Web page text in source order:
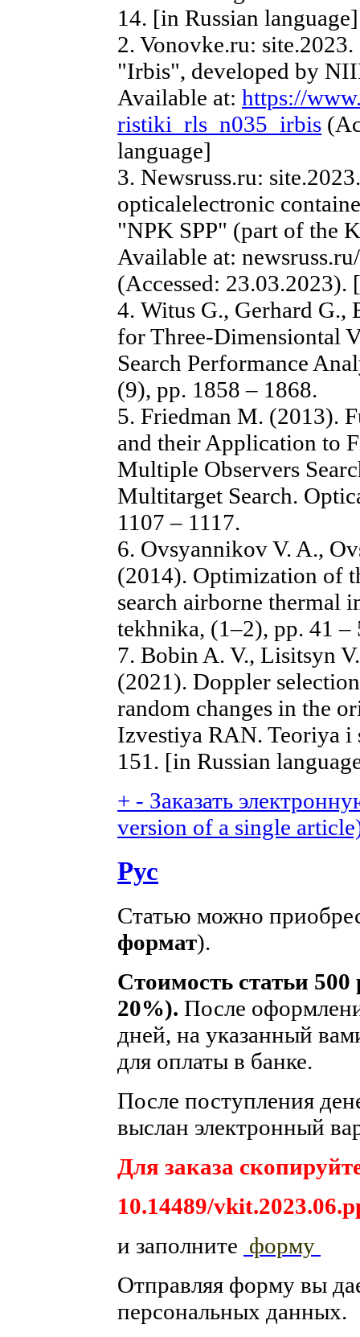
14. [in Russian language]
2. Vonovke.ru:
"Irbis", developed by
Available at: https://
ristiki_rls_n035_irbis
language]
3. Newsruss.ru:
opticalelectronic
"NPK SPP" (part of the
Available at:
(Accessed: 23.03.2023).
4. Witus G., Gerhard
for Three-Dimensiontal
Search Performance
(9), pp. 1858 – 1868.
5. Friedman M. (2013).
and their Application to
Multiple Observers
Multitarget Search.
1107 – 1117.
6. Ovsyannikov V. A.,
(2014). Optimization of
search airborne thermal
tekhnika, (1–2), pp. 41 –
7. Bobin A. V., Lisitsyn
(2021). Doppler
random changes in the
Izvestiya RAN. Teoriya i
151. [in Russian
+ - Заказать
version of a single
Рус
Статью можно
формат).
Стоимость статьи
20%). После
дней, на указанный
для оплаты в банке.
После поступления
выслан электронный
Для заказа
10.14489/
и заполните форму
Отправляя форму вы
персональных данных.